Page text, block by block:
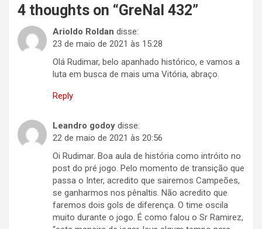
4 thoughts on “GreNal 432”
Arioldo Roldan disse:
23 de maio de 2021 às 15:28
Olá Rudimar, belo apanhado histórico, e vamos a
luta em busca de mais uma Vitória, abraço.
Reply
Leandro godoy disse:
22 de maio de 2021 às 20:56
Oi Rudimar. Boa aula de história como intróito no
post do pré jogo. Pelo momento de transição que
passa o Inter, acredito que sairemos Campeões,
se ganharmos nos pênaltis. Não acredito que
faremos dois gols de diferença. O time oscila
muito durante o jogo. É como falou o Sr Ramirez,